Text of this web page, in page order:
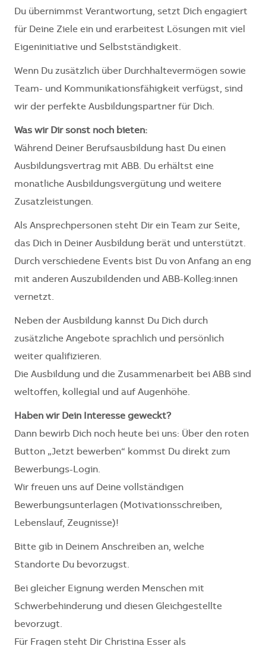
Du übernimmst Verantwortung, setzt Dich engagiert
für Deine Ziele ein und erarbeitest Lösungen mit viel
Eigeninitiative und Selbstständigkeit.
Wenn Du zusätzlich über Durchhaltevermögen sowie
Team- und Kommunikationsfähigkeit verfügst, sind
wir der perfekte Ausbildungspartner für Dich.
Was wir Dir sonst noch bieten:
Während Deiner Berufsausbildung hast Du einen
Ausbildungsvertrag mit ABB. Du erhältst eine
monatliche Ausbildungsvergütung und weitere
Zusatzleistungen.
Als Ansprechpersonen steht Dir ein Team zur Seite,
das Dich in Deiner Ausbildung berät und unterstützt.
Durch verschiedene Events bist Du von Anfang an eng
mit anderen Auszubildenden und ABB-Kolleg:innen
vernetzt.
Neben der Ausbildung kannst Du Dich durch
zusätzliche Angebote sprachlich und persönlich
weiter qualifizieren.
Die Ausbildung und die Zusammenarbeit bei ABB sind
weltoffen, kollegial und auf Augenhöhe.
Haben wir Dein Interesse geweckt?
Dann bewirb Dich noch heute bei uns: Über den roten
Button „Jetzt bewerben“ kommst Du direkt zum
Bewerbungs-Login.
Wir freuen uns auf Deine vollständigen
Bewerbungsunterlagen (Motivationsschreiben,
Lebenslauf, Zeugnisse)!
Bitte gib in Deinem Anschreiben an, welche
Standorte Du bevorzugst.
Bei gleicher Eignung werden Menschen mit
Schwerbehinderung und diesen Gleichgestellte
bevorzugt.
Für Fragen steht Dir Christina Esser als